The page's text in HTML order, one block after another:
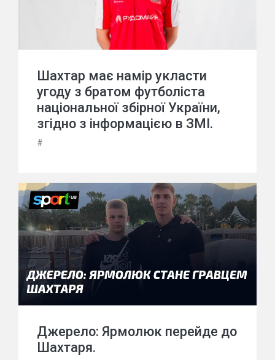
Шахтар має намір укласти
угоду з братом футболіста
національної збірної України,
згідно з інформацією в ЗМІ.
#
Джерело: Ярмолюк перейде до
Шахтаря.